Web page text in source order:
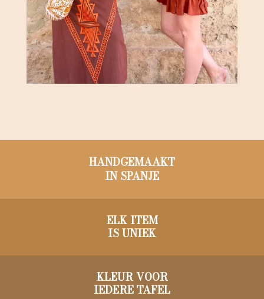
HANDGEMAAKT
IN SPANJE
ELK ITEM
IS UNIEK
KLEUR VOOR
IEDERE TAFEL